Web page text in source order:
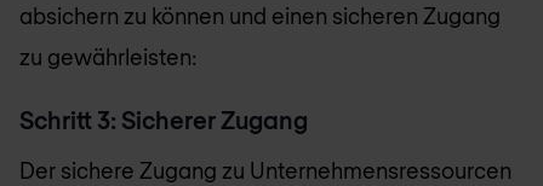
absichern zu können und einen sicheren Zugang
zu gewährleisten:
Schritt 3: Sicherer Zugang
Der sichere Zugang zu Unternehmensressourcen